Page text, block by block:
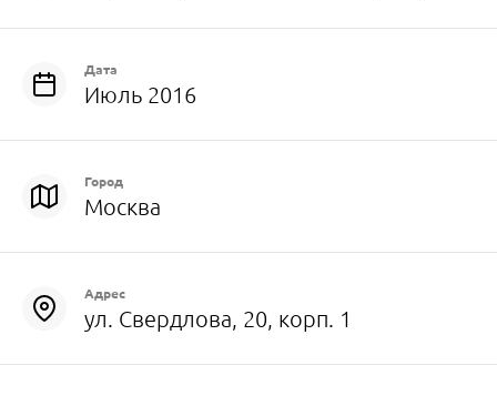
Дата
Июль 2016
Город
Москва
Адрес
ул. Свердлова, 20, корп. 1